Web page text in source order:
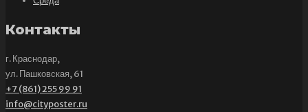
Контакты
г. Краснодар,
ул. Пашковская, 61
+7 (861) 255 99 91
info@cityposter.ru